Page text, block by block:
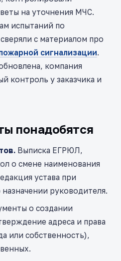
на уточнения МЧС.
испытаний по
с материалом про
сигнализации.
компания
контроль у заказчика и
понадобятся
Выписка ЕГРЮЛ,
о смене наименования
устава при
руководителя.
о создании
адреса и права
или собственность),